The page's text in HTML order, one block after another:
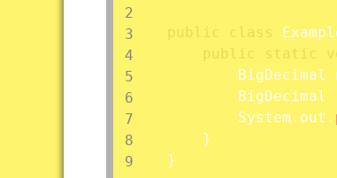
public class
public
static
BigDecimal
BigDecimal
        System
. out .
}
}